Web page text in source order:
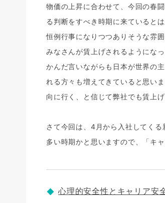
物価の上昇に合わせて、今回の春
る判断をすべき時期に来ていると
恒例行事になりつつありそうな雰
みなさんが賃上げされるようにな
かんだ言いながらも日本が世界の
れる方々も増えてきていると思い
向に行く、と信じて弊社でも賃上
さて今回は、4月から入社してく
多い時期かと思いますので、「キ
心理的安全性とキャリア安